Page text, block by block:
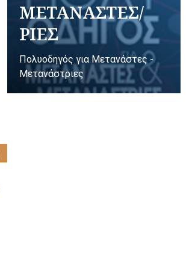
ΜΕΤΑΝΑΣΤΕΣ/
ΡΙΕΣ
Πολυοδηγός για Μετανάστες -
Μετανάστριες